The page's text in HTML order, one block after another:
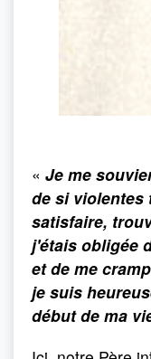
« Je me
de si violentes
satisfaire,
j'étais obligée
et de me
je suis
début de ma